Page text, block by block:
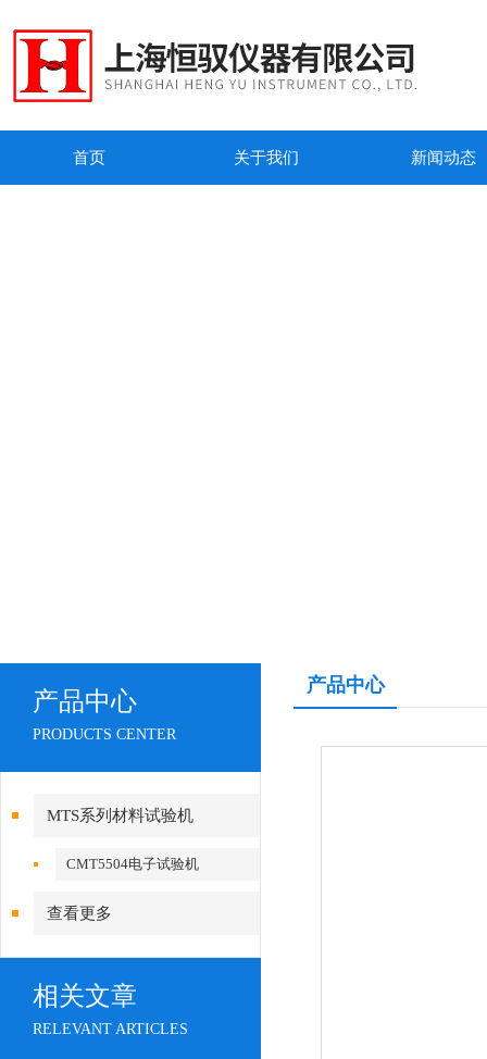
首页 关于我们 新闻动态
产品中心
PRODUCTS CENTER
MTS系列材料试验机
CMT5504电子试验机
查看更多
相关文章
RELEVANT ARTICLES
产品中心